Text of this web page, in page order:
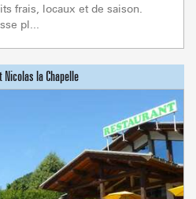
frais, locaux et de saison.
pl...